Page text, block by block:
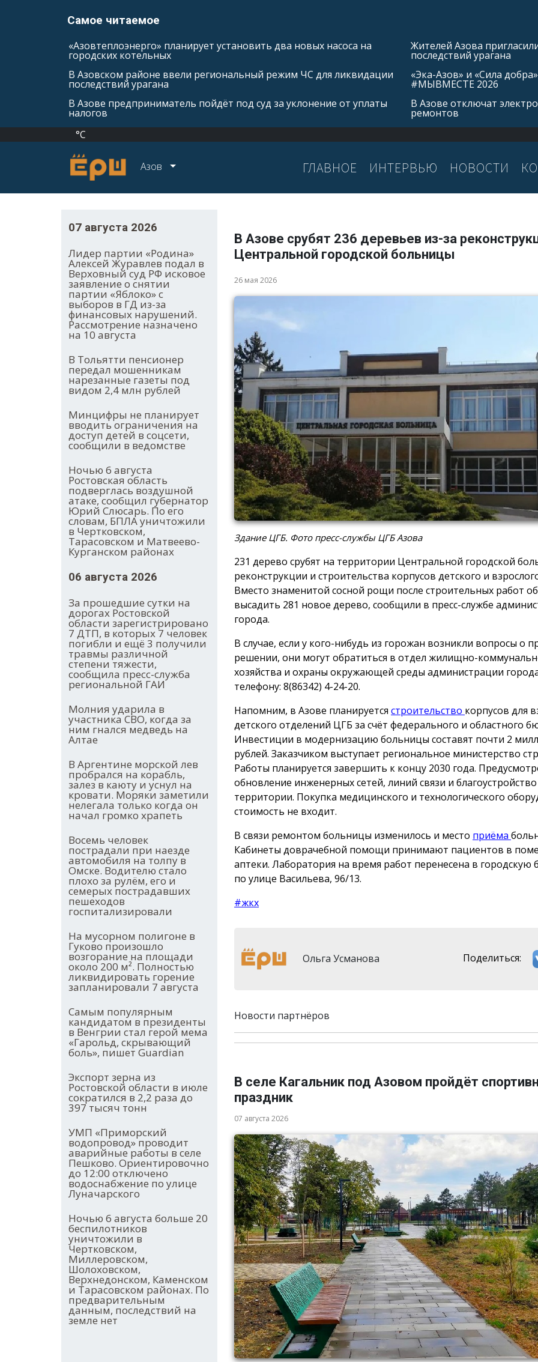
Самое читаемое
«Азовтеплоэнерго» планирует установить два новых насоса на
городских котельных
В Азовском районе ввели региональный режим ЧС для ликвидации
последствий урагана
В Азове предприниматель пойдёт под суд за уклонение от уплаты
налогов
Жителей Азова
последствий урагана
«Эка-Азов» и «Сила
#МЫВМЕСТЕ 2026
В Азове отключат
ремонтов
°C
Азов ГЛАВНОЕ ИНТЕРВЬЮ НОВОСТИ
07 августа 2026
Лидер партии «Родина»
Алексей Журавлев подал в
Верховный суд РФ исковое
заявление о снятии
партии «Яблоко» с
выборов в ГД из-за
финансовых нарушений.
Рассмотрение назначено
на 10 августа
В Тольятти пенсионер
передал мошенникам
нарезанные газеты под
видом 2,4 млн рублей
Минцифры не планирует
вводить ограничения на
доступ детей в соцсети,
сообщили в ведомстве
Ночью 6 августа
Ростовская область
подверглась воздушной
атаке, сообщил губернатор
Юрий Слюсарь. По его
словам, БПЛА уничтожили
в Чертковском,
Тарасовском и Матвеево-
Курганском районах
06 августа 2026
За прошедшие сутки на
дорогах Ростовской
области зарегистрировано
7 ДТП, в которых 7 человек
погибли и ещё 3 получили
травмы различной
степени тяжести,
сообщила пресс-служба
региональной ГАИ
Молния ударила в
участника СВО, когда за
ним гнался медведь на
Алтае
В Аргентине морской лев
пробрался на корабль,
залез в каюту и уснул на
кровати. Моряки заметили
нелегала только когда он
начал громко храпеть
Восемь человек
пострадали при наезде
автомобиля на толпу в
Омске. Водителю стало
плохо за рулём, его и
семерых пострадавших
пешеходов
госпитализировали
На мусорном полигоне в
Гуково произошло
возгорание на площади
около 200 м². Полностью
ликвидировать горение
запланировали 7 августа
Самым популярным
кандидатом в президенты
в Венгрии стал герой мема
«Гарольд, скрывающий
боль», пишет Guardian
Экспорт зерна из
Ростовской области в июле
сократился в 2,2 раза до
397 тысяч тонн
УМП «Приморский
водопровод» проводит
аварийные работы в селе
Пешково. Ориентировочно
до 12:00 отключено
водоснабжение по улице
Луначарского
Ночью 6 августа больше 20
беспилотников
уничтожили в
Чертковском,
Миллеровском,
Шолоховском,
Верхнедонском, Каменском
и Тарасовском районах. По
предварительным
данным, последствий на
земле нет
В Азове срубят 236 деревьев из-за
Центральной городской больницы
26 мая 2026
Здание ЦГБ. Фото пресс-службы ЦГБ Азова
231 дерево срубят на территории Центральной городской
реконструкции и строительства корпусов детского и
Вместо знаменитой сосной рощи после строительных работ
высадить 281 новое дерево, сообщили в пресс-службе
города.
В случае, если у кого-нибудь из горожан возникли вопросы о
решении, они могут обратиться в отдел жилищно-
хозяйства и охраны окружающей среды администрации
телефону: 8(86342) 4-24-20.
Напомним, в Азове планируется строительство корпусов для
детского отделений ЦГБ за счёт федерального и областного
Инвестиции в модернизацию больницы составят почти 2
рублей. Заказчиком выступает региональное министерство
Работы планируется завершить к концу 2030 года.
обновление инженерных сетей, линий связи и благоустройство
территории. Покупка медицинского и технологического
стоимость не входит.
В связи ремонтом больницы изменилось и место приёма
Кабинеты доврачебной помощи принимают пациентов в
аптеки. Лаборатория на время работ перенесена в
по улице Васильева, 96/13.
#жкх
Ольга Усманова Поделиться:
Новости партнёров
В селе Кагальник под Азовом пройдёт
праздник
07 августа 2026